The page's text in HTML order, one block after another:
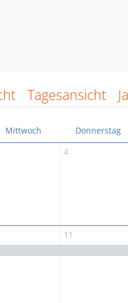
Tagesansicht
Mittwoch Donnerstag
4
11